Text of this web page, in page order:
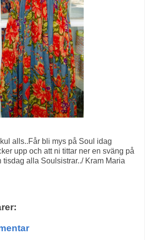
alls..Får bli mys på Soul idag
upp och att ni tittar ner en sväng på
tisdag alla Soulsistrar../ Kram Maria